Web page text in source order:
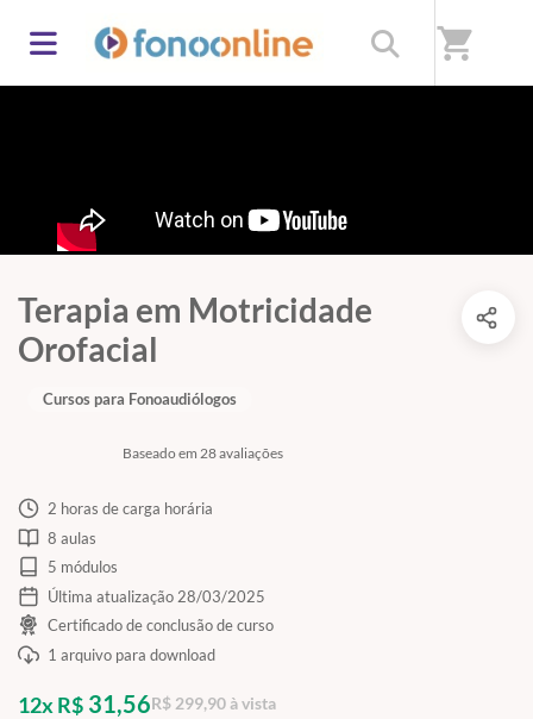
shopping_cart
Terapia em Motricidade
Orofacial
Baseado em 28 avaliações
Cursos para Fonoaudiólogos
2 horas de carga horária
8 aulas
5 módulos
Última atualização 28/03/2025
Certificado de conclusão de curso
1 arquivo para download
12x R$ 31,56R$ 299,90 à vista